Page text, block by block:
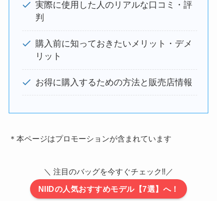
実際に使用した人のリアルな口コミ・評
判
購入前に知っておきたいメリット・デメ
リット
お得に購入するための方法と販売店情報
＊本ページはプロモーションが含まれています
＼ 注目のバッグを今すぐチェック‼／
NIIDの人気おすすめモデル【7選】へ！